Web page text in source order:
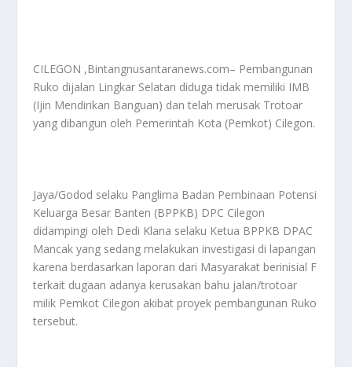
CILEGON ,Bintangnusantaranews.com– Pembangunan
Ruko dijalan Lingkar Selatan diduga tidak memiliki IMB
(Ijin Mendirikan Banguan) dan telah merusak Trotoar
yang dibangun oleh Pemerintah Kota (Pemkot) Cilegon.
Jaya/Godod selaku Panglima Badan Pembinaan Potensi
Keluarga Besar Banten (BPPKB) DPC Cilegon
didampingi oleh Dedi Klana selaku Ketua BPPKB DPAC
Mancak yang sedang melakukan investigasi di lapangan
karena berdasarkan laporan dari Masyarakat berinisial F
terkait dugaan adanya kerusakan bahu jalan/trotoar
milik Pemkot Cilegon akibat proyek pembangunan Ruko
tersebut.